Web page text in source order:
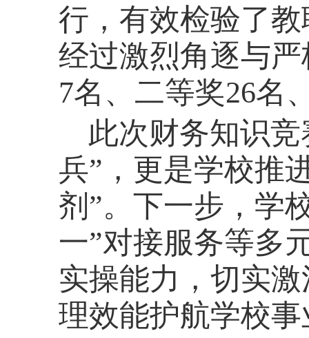
行，有效检验了
经过激烈角逐与
7名、二等奖26名
此次财务知识
兵”，更是学校推
剂”。下一步，学
一”对接服务等多
实操能力，切实
理效能护航学校